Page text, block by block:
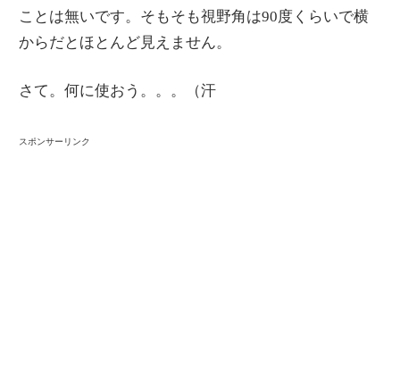
ことは無いです。そもそも視野角は90度くらいで横
からだとほとんど見えません。
さて。何に使おう。。。（汗
スポンサーリンク